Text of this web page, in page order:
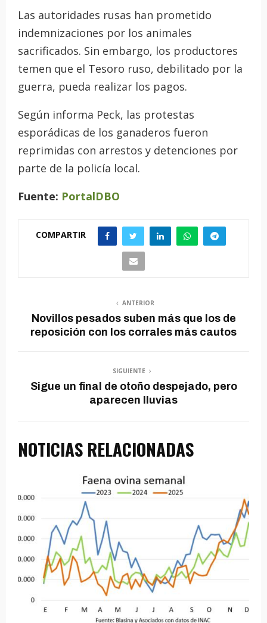
Las autoridades rusas han prometido
indemnizaciones por los animales
sacrificados. Sin embargo, los productores
temen que el Tesoro ruso, debilitado por la
guerra, pueda realizar los pagos.
Según informa Peck, las protestas
esporádicas de los ganaderos fueron
reprimidas con arrestos y detenciones por
parte de la policía local.
Fuente: PortalDBO
COMPARTIR
ANTERIOR
Novillos pesados suben más que los de
reposición con los corrales más cautos
SIGUIENTE
Sigue un final de otoño despejado, pero
aparecen lluvias
NOTICIAS RELACIONADAS